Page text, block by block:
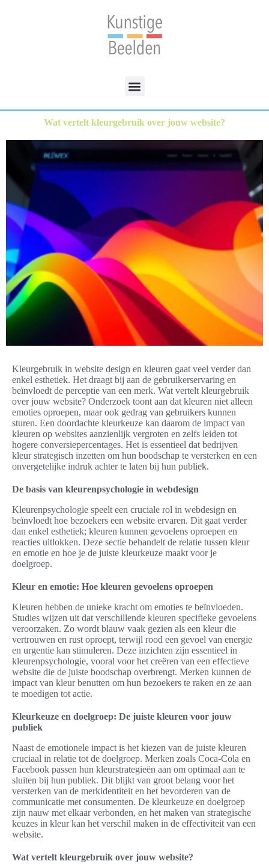
Wat vertelt kleurgebruik over jouw website?
Kleurgebruik in website design en kleuren gaat veel verder dan
enkel esthetiek. Het draagt bij aan de gebruikerservaring en
beïnvloedt de perceptie van een merk. Wat vertelt kleurgebruik
over jouw website? Onderzoek toont aan dat kleuren niet alleen
emoties oproepen, maar ook gedrag van gebruikers kunnen
sturen. Een doordachte kleurkeuze kan daarom de impact van
kleuren op websites aanzienlijk vergroten en zelfs leiden tot
hogere conversiepercentages. Het is essentieel dat bedrijven
kleur strategisch inzetten om hun boodschap te versterken en een
onvergetelijke indruk achter te laten bij hun publiek.
De basis van kleurenpsychologie in webdesign
Kleurenpsychologie speelt een cruciale rol in webdesign en
beïnvloedt hoe bezoekers een website ervaren. Dit gaat verder
dan enkel esthetiek; kleuren kunnen gevoelens oproepen en
reacties uitlokken. Deze sectie behandelt de relatie tussen kleur
en emotie en hoe je de juiste kleurkeuze maakt voor je
doelgroep.
Kleur en emotie: Hoe kleuren gevoelens oproepen
Kleuren hebben de unieke kracht om emoties te beïnvloeden.
Studies wijzen uit dat verschillende kleuren specifieke gevoelens
veroorzaken. Zo wordt blauw vaak gezien als een kleur die
vertrouwen en rust oproept, terwijl rood een gevoel van energie
en urgentie kan stimuleren. Deze inzichten zijn essentieel in
kleurenpsychologie, vooral voor het creëren van een effectieve
website die de juiste boodschap overbrengt. Merken kunnen de
impact van kleur benutten om hun bezoekers te raken en ze aan
te moedigen tot actie.
Kleurkeuze en doelgroep: De juiste kleuren voor jouw
publiek
Naast de emotionele impact is het kiezen van de juiste kleuren
cruciaal in relatie tot de doelgroep. Merken zoals Coca-Cola en
Facebook passen hun kleurstrategieën aan om optimaal aan te
sluiten bij hun publiek. Dit blijkt van groot belang voor het
versterken van de merkidentiteit en het bevorderen van de
communicatie met consumenten. De kleurkeuze en doelgroep
zijn nauw met elkaar verbonden, en het maken van strategische
keuzes in kleur kan het verschil maken in de effectiviteit van een
website.
Wat vertelt kleurgebruik over jouw website?